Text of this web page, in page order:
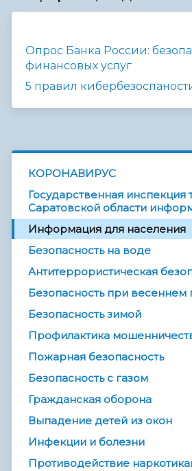
Опрос Банка России:
финансовых услуг
5 правил
КОРОНАВИРУС
Государственная инспекция
Саратовской области
Информация для населения
Безопасность на воде
Антитеррористическая
Безопасность при весеннем
Безопасность зимой
Профилактика
Пожарная безопасность
Безопасность с газом
Гражданская оборона
Выпадение детей из окон
Инфекции и болезни
Противодействие